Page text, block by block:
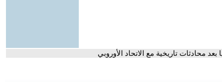
محادثات تاريخية مع الاتحاد الأوروبي